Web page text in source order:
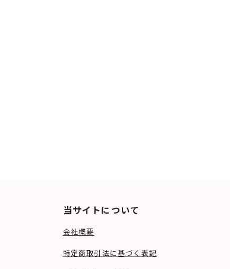
当サイトについて
会社概要
特定商取引法に基づく表記